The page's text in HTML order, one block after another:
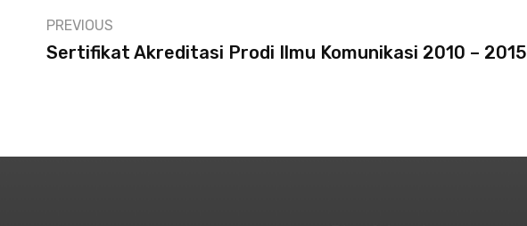
PREVIOUS
Sertifikat Akreditasi Prodi Ilmu Komunikasi 2010 – 2015